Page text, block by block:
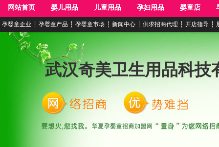
网站首页 婴儿用品 儿童用品 孕妇用品 婴童店
孕婴童企业 ┆ 孕婴童产品 ┆ 孕婴童市场 ┆ 新闻中心 ┆ 供求招商代理 ┆ 开店指导 ┆
武汉奇美卫生用品科技